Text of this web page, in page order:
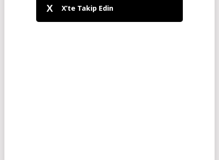
X X’te Takip Edin